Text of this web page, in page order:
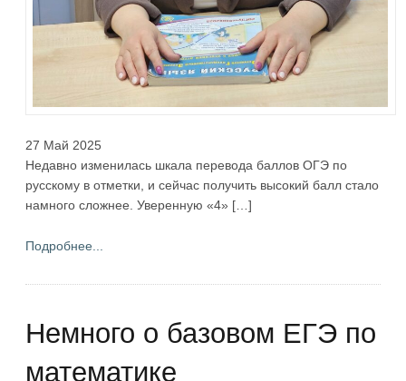
27 Май 2025
Недавно изменилась шкала перевода баллов ОГЭ по
русскому в отметки, и сейчас получить высокий балл стало
намного сложнее. Уверенную «4» […]
Подробнее...
Немного о базовом ЕГЭ по
математике